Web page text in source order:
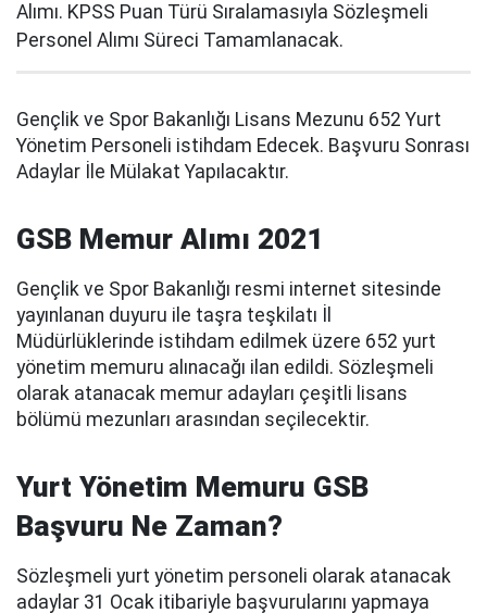
Alımı. KPSS Puan Türü Sıralamasıyla Sözleşmeli
Personel Alımı Süreci Tamamlanacak.
Gençlik ve Spor Bakanlığı Lisans Mezunu 652 Yurt
Yönetim Personeli istihdam Edecek. Başvuru Sonrası
Adaylar İle Mülakat Yapılacaktır.
GSB Memur Alımı 2021
Gençlik ve Spor Bakanlığı resmi internet sitesinde
yayınlanan duyuru ile taşra teşkilatı İl
Müdürlüklerinde istihdam edilmek üzere 652 yurt
yönetim memuru alınacağı ilan edildi. Sözleşmeli
olarak atanacak memur adayları çeşitli lisans
bölümü mezunları arasından seçilecektir.
Yurt Yönetim Memuru GSB
Başvuru Ne Zaman?
Sözleşmeli yurt yönetim personeli olarak atanacak
adaylar 31 Ocak itibariyle başvurularını yapmaya